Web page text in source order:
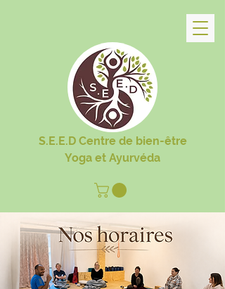
S.E.E.D Centre de bien-être
Yoga et Ayurvéda